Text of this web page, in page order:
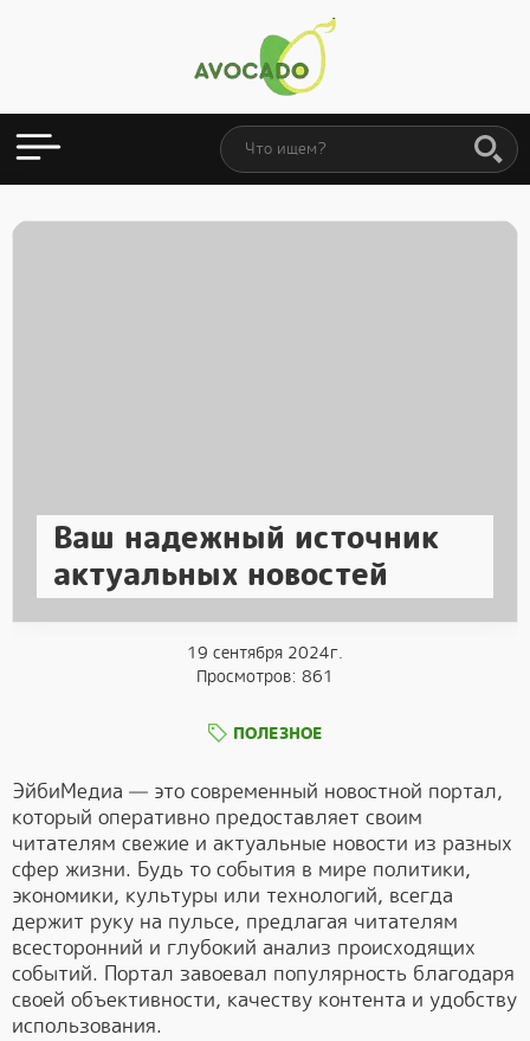
Ваш надежный источник
актуальных новостей
19 сентября 2024г.
Просмотров: 861
ПОЛЕЗНОЕ
ЭйбиМедиа — это современный новостной портал,
который оперативно предоставляет своим
читателям свежие и актуальные новости из разных
сфер жизни. Будь то события в мире политики,
экономики, культуры или технологий, всегда
держит руку на пульсе, предлагая читателям
всесторонний и глубокий анализ происходящих
событий. Портал завоевал популярность благодаря
своей объективности, качеству контента и удобству
использования.